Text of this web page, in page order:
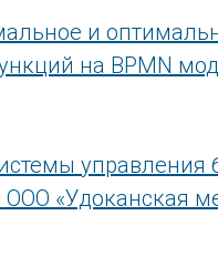
и
на BPMN
управления
«Удоканская